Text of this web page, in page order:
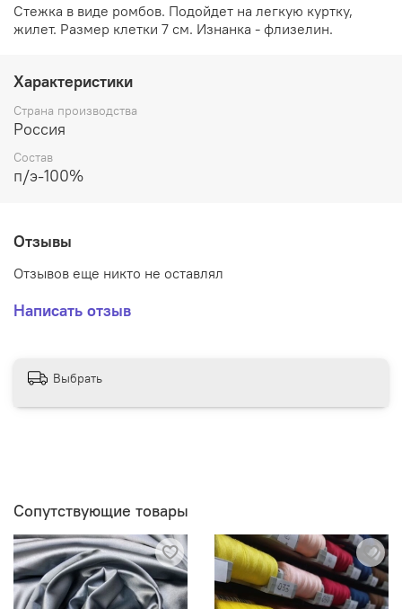
Стежка в виде ромбов. Подойдет на легкую куртку,
жилет. Размер клетки 7 см. Изнанка - флизелин.
Характеристики
Страна производства
Россия
Состав
п/э-100%
Отзывы
Отзывов еще никто не оставлял
Написать отзыв
Выбрать
Сопутствующие товары